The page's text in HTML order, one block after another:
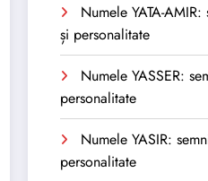
Numele YATA-
și personalitate
Numele YASSER:
personalitate
Numele YASIR:
personalitate